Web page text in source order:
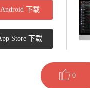
Android 下载
Store 下载
0